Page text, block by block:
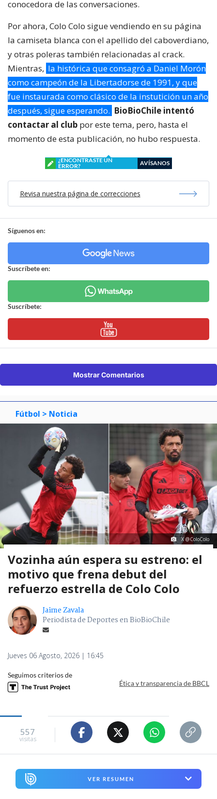
conocedora de las conversaciones.
Por ahora, Colo Colo sigue vendiendo en su página
la camiseta blanca con el apellido del caboverdiano,
y otras poleras también relacionadas al crack.
Mientras, la histórica que consagró a Daniel Morón
como campeón de la Libertadorse de 1991, y que
fue instaurada como clásico de la instutición un año
después, sigue esperando. BioBioChile intentó
contactar al club por este tema, pero, hasta el
momento de esta publicación, no hubo respuesta.
¿ENCONTRASTE UN
ERROR?
AVÍSANOS
Revisa nuestra página de correcciones
Síguenos en:
Suscríbete en:
Suscríbete:
Mostrar Comentarios
Fútbol > Noticia
X @ColoColo
Vozinha aún espera su estreno: el
motivo que frena debut del
refuerzo estrella de Colo Colo
Jaime Zavala
Periodista de Deportes en BioBioChile
Jueves 06 Agosto, 2026 | 16:45
Seguimos criterios de
Ética y transparencia de BBCL
557
visitas
VER RESUMEN